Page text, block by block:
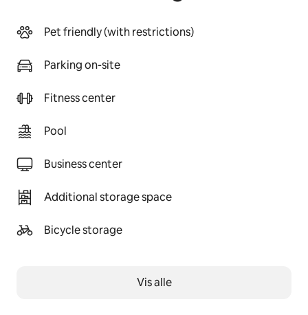
Pet friendly (with restrictions)
Parking on-site
Fitness center
Pool
Business center
Additional storage space
Bicycle storage
Vis alle